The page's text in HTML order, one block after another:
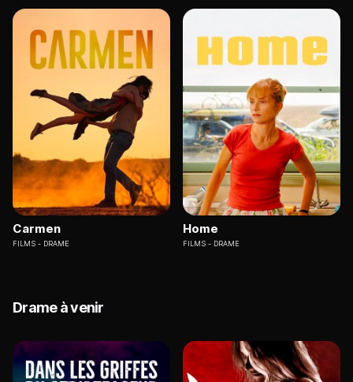
Carmen
FILMS DRAME
Home
FILMS DRAME
Drame à venir